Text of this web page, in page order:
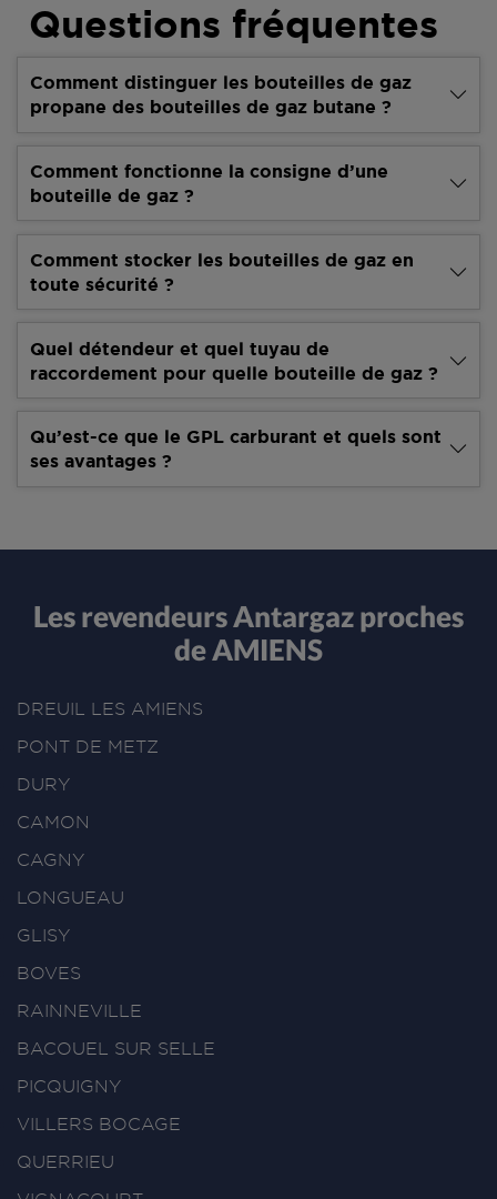
Questions fréquentes
Comment distinguer les bouteilles de gaz
propane des bouteilles de gaz butane ?
Comment fonctionne la consigne d’une
bouteille de gaz ?
Comment stocker les bouteilles de gaz en
toute sécurité ?
Quel détendeur et quel tuyau de
raccordement pour quelle bouteille de gaz ?
Qu’est-ce que le GPL carburant et quels sont
ses avantages ?
Les revendeurs Antargaz proches
de AMIENS
DREUIL LES AMIENS
PONT DE METZ
DURY
CAMON
CAGNY
LONGUEAU
GLISY
BOVES
RAINNEVILLE
BACOUEL SUR SELLE
PICQUIGNY
VILLERS BOCAGE
QUERRIEU